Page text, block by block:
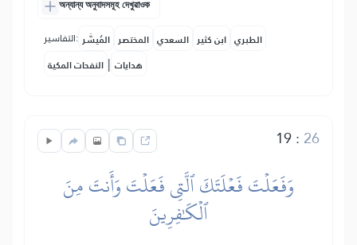
অন্যান্য অনুবাদসমূহ দেখুৱাওক
التفاسير: المُيسَّر المختصر السعدي ابن كثير الطبري
النفحات المكية | هدايات
19: 26
وَفَعَلۡتَ فَعۡلَتَكَ ٱلَّتِي فَعَلۡتَ وَأَنتَ مِنَ
ٱلۡكَٰفِرِينَ